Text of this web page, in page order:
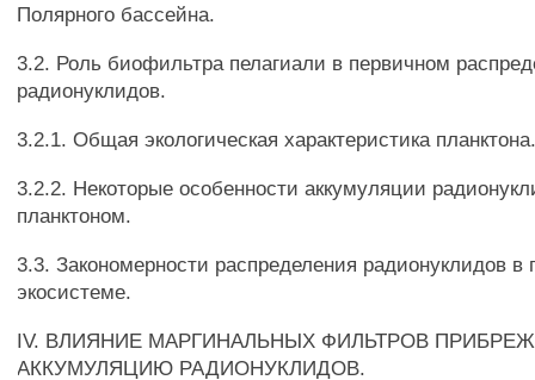
Полярного бассейна.
3.2. Роль биофильтра пелагиали в первичном
радионуклидов.
3.2.1. Общая экологическая характеристика
3.2.2. Некоторые особенности аккумуляции
планктоном.
3.3. Закономерности распределения радионуклидов в
экосистеме.
IV. ВЛИЯНИЕ МАРГИНАЛЬНЫХ ФИЛЬТРОВ
АККУМУЛЯЦИЮ РАДИОНУКЛИДОВ.